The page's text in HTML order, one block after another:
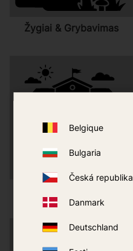
Belgique
Bulgaria
Česká republika
Danmark
Deutschland
Žygiai & Grybavimas
sektorius